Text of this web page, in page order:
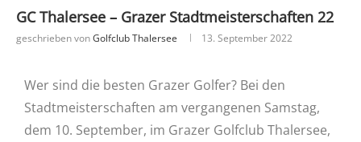
GC Thalersee – Grazer Stadtmeisterschaften 22
geschrieben vonGolfclub Thalersee 13. September 2022
Wer sind die besten Grazer Golfer? Bei den
Stadtmeisterschaften am vergangenen Samstag,
dem 10. September, im Grazer Golfclub Thalersee,